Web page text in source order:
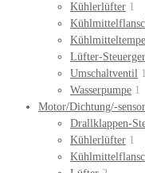
Kühlerlüfter 1
Lüfter-
Umschaltventil 1
Wasserpumpe 1
Motor/Dichtung/-sensor
Drallklappen-
Kühlerlüfter 1